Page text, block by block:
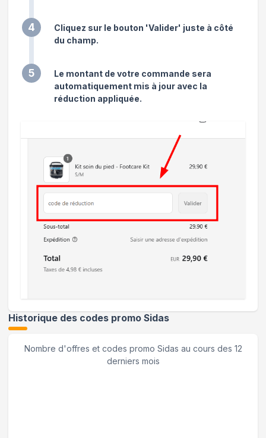
4
Cliquez sur le bouton 'Valider' juste à côté
du champ.
5
Le montant de votre commande sera
automatiquement mis à jour avec la
réduction appliquée.
Historique des codes promo Sidas
Nombre d'offres et codes promo Sidas au cours des 12
derniers mois